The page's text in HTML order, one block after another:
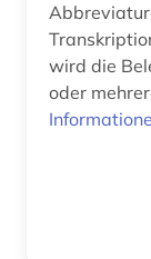
wird die
oder